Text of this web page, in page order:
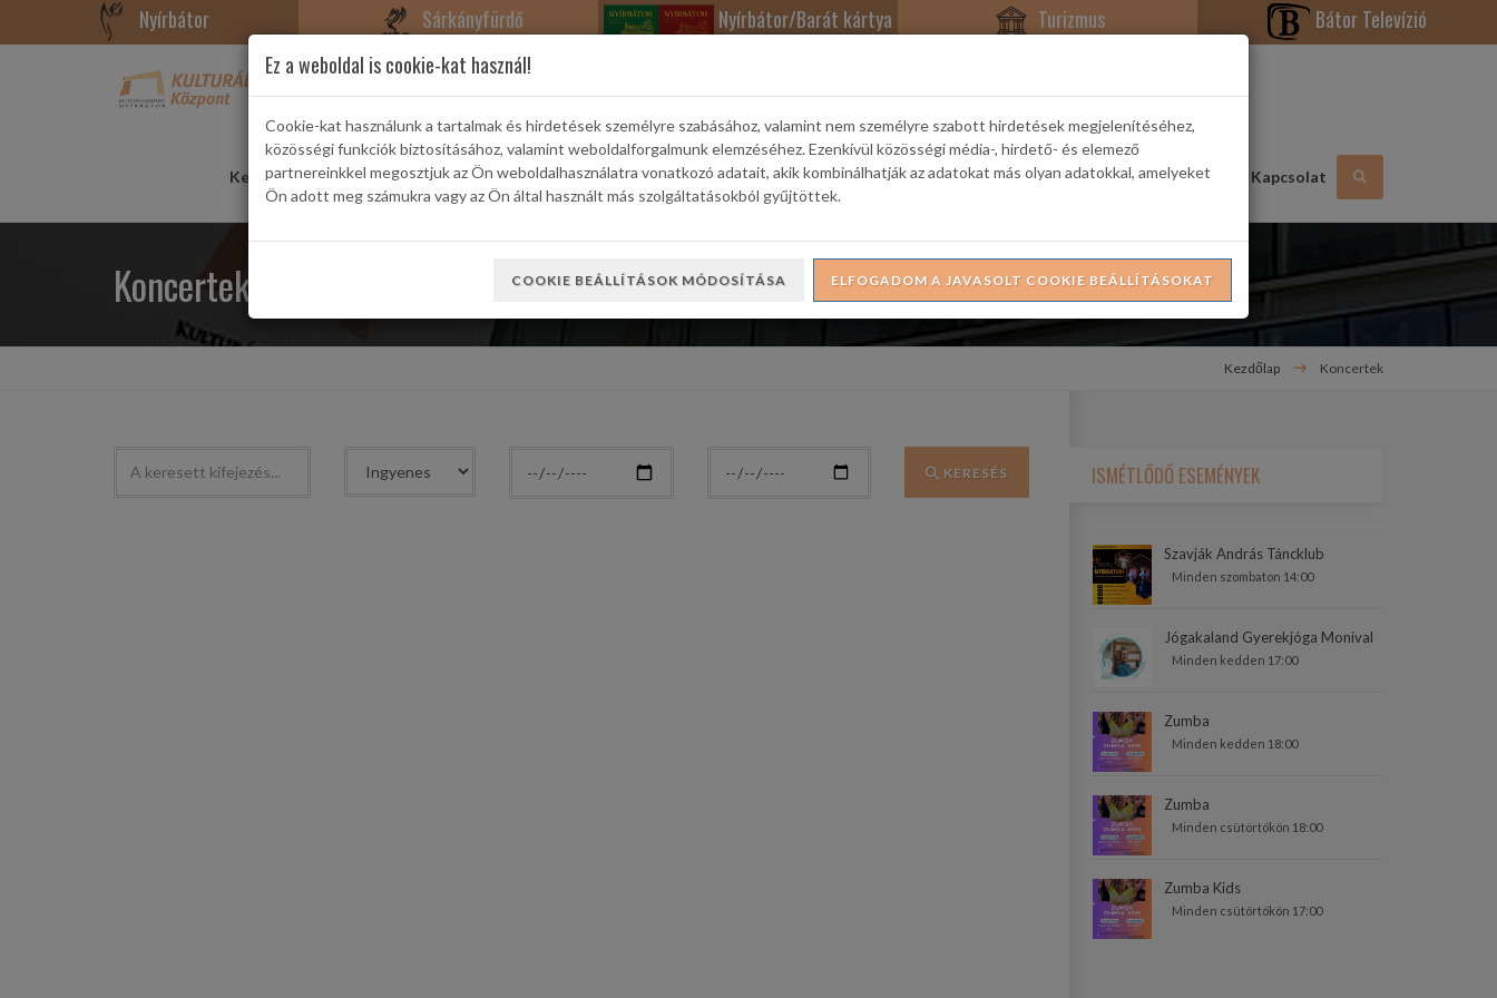
Nyírbátor Sárkányfürdő Nyírbátor/Barát kártya Turizmus Bátor Televízió
Kezdőlap Rendezvények Koncertek Színház Ifjúsági és Családi Kuckó Városi Galéria Hasznos információk Galéria Kapcsolat
Koncertek
Kezdőlap Koncertek
KERESÉS ISMÉTLŐDŐ ESEMÉNYEK
Szavják András Táncklub
Minden szombaton 14:00
Jógakaland Gyerekjóga Monival
Minden kedden 17:00
Zumba
Minden kedden 18:00
Zumba
Minden csütörtökön 18:00
Zumba Kids
Minden csütörtökön 17:00
Ez a weboldal is cookie-kat használ!
Cookie-kat használunk a tartalmak és hirdetések személyre szabásához, valamint nem személyre szabott hirdetések megjelenítéséhez,
közösségi funkciók biztosításához, valamint weboldalforgalmunk elemzéséhez. Ezenkívül közösségi média-, hirdető- és elemező
partnereinkkel megosztjuk az Ön weboldalhasználatra vonatkozó adatait, akik kombinálhatják az adatokat más olyan adatokkal, amelyeket
Ön adott meg számukra vagy az Ön által használt más szolgáltatásokból gyűjtöttek.
COOKIE BEÁLLÍTÁSOK MÓDOSÍTÁSA ELFOGADOM A JAVASOLT COOKIE BEÁLLÍTÁSOKAT